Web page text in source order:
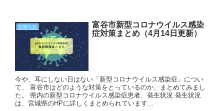
お知らせ
富谷市新型コロナウイルス感染
症対策まとめ（4月14日更新）
今や、耳にしない日はない「新型コロナウイルス感染症」につい
て、 富谷市はどのような対策をとっているのか、まとめてみまし
た。 県内の新型コロナウイルス感染症患者、発生状況 発生状況
は、宮城県のHPに詳しくまとめられています...